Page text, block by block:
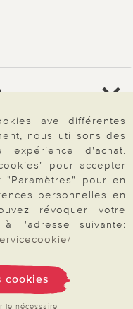
|Vie privée & cookies
ave différentes
nous utilisons des
d'achat.
pour accepter
pour en
personnelles en
révoquer votre
l'adresse suivante:
cookies
le nécessaire